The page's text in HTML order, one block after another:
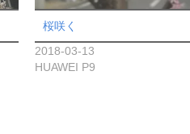
桜咲く
2018-03-13
HUAWEI P9